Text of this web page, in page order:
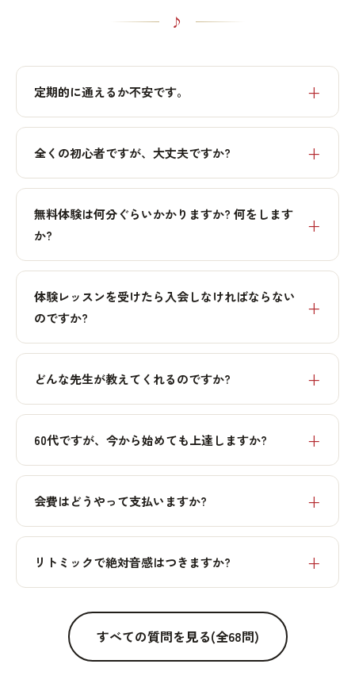
定期的に通えるか不安です。
全くの初心者ですが、大丈夫ですか?
無料体験は何分ぐらいかかりますか? 何をします
か?
体験レッスンを受けたら入会しなければならない
のですか?
どんな先生が教えてくれるのですか?
60代ですが、今から始めても上達しますか?
会費はどうやって支払いますか?
リトミックで絶対音感はつきますか?
すべての質問を見る(全68問)